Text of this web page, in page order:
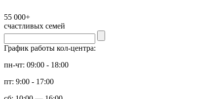
55 000+
счастливых семей
График работы кол-центра:
пн-чт: 09:00 - 18:00
пт: 9:00 - 17:00